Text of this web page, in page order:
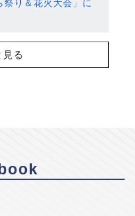
祭り＆花火大会」に
見る